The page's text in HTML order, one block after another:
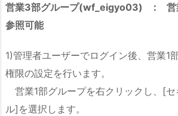
営業3部グループ(wf_eigyo03) ： 営
参照可能
1)管理者ユーザーでログイン後、営業1
権限の設定を行います。
営業1部グループを右クリックし、[
ル]を選択します。